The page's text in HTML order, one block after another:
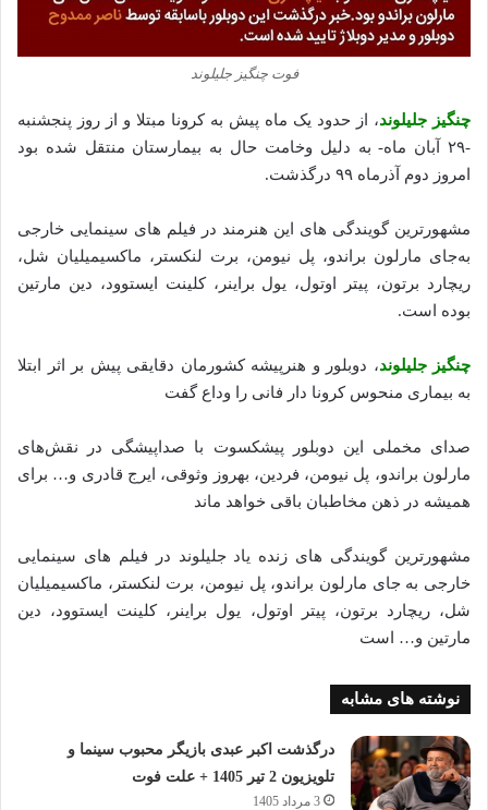
فوت چنگیز جلیلوند
چنگیز جلیلوند، از حدود یک ماه پیش به کرونا مبتلا و از روز پنجشنبه
-۲۹ آبان ماه- به دلیل وخامت حال به بیمارستان منتقل شده بود
امروز دوم آذرماه ۹۹ درگذشت.
مشهورترین گویندگی ‌های این هنرمند در فیلم‌ های سینمایی خارجی
به‌جای مارلون براندو، پل نیومن، برت لنکستر، ماکسیمیلیان شل،
ریچارد برتون، پیتر اوتول، یول براینر، کلینت ایستوود، دین مارتین
بوده است.
چنگیز جلیلوند، دوبلور و هنرپیشه کشورمان دقایقی پیش بر اثر ابتلا
به بیماری منحوس کرونا دار فانی را وداع گفت
صدای مخملی این دوبلور پیشکسوت با صداپیشگی در نقش‌های
مارلون براندو، پل نیومن، فردین، بهروز وثوقی، ایرج قادری و… برای
همیشه در ذهن مخاطبان باقی خواهد ماند
مشهورترین گویندگی ‌های زنده‌ یاد جلیلوند در فیلم ‌های سینمایی
خارجی به‌ جای مارلون براندو، پل نیومن، برت لنکستر، ماکسیمیلیان
شل، ریچارد برتون، پیتر اوتول، یول براینر، کلینت ایستوود، دین
مارتین و… است
نوشته های مشابه
درگذشت اکبر عبدی بازیگر محبوب سینما و
تلویزیون 2 تیر 1405 + علت فوت
3 مرداد 1405